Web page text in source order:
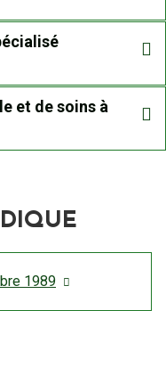
et de soins à
1989